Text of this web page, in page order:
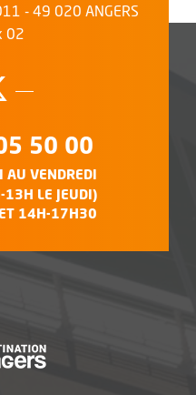
- 49 020 ANGERS
02
Suivez-nous
, Ouvre une
:
50 00
AU VENDREDI
LE JEUDI)
ET 14H-17H30